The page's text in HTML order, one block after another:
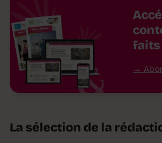
faits
La sélection de la